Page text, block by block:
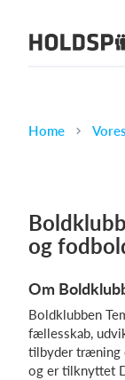
Om
Karriere
Home
og
Om
Boldklubben
fællesskab,
tilbyder træning
og er tilknyttet